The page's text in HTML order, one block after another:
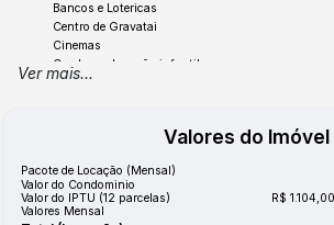
Bancos e Lotericas
Centro de Gravatai
Cinemas
Creche e educação infantil
Escola 1º Grau
Hospital
Igreja Católica
Igreja Evangélica
Ver mais...
Valores do Imóvel
Valores Mensal
Valor do IPTU (12 parcelas) R$
Valor do Condominio
Pacote de Locação (Mensal)